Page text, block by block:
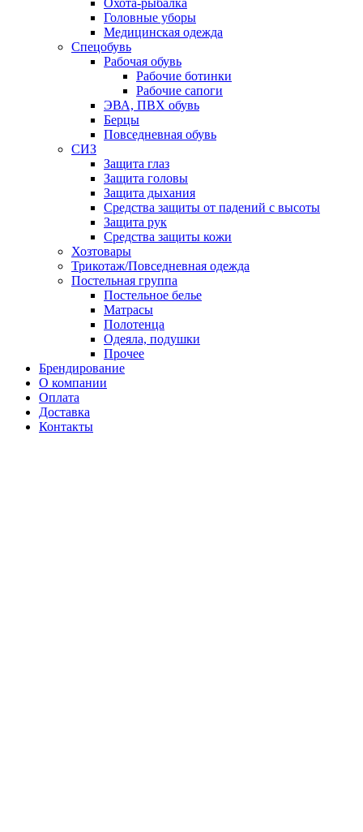
Охота-рыбалка
Головные уборы
Медицинская одежда
Спецобувь
Рабочая обувь
Рабочие ботинки
Рабочие сапоги
ЭВА, ПВХ обувь
Берцы
Повседневная обувь
СИЗ
Защита глаз
Защита головы
Защита дыхания
Средства защиты от падений с высоты
Защита рук
Средства защиты кожи
Хозтовары
Трикотаж/Повседневная одежда
Постельная группа
Постельное белье
Матрасы
Полотенца
Одеяла, подушки
Прочее
Брендирование
О компании
Оплата
Доставка
Контакты